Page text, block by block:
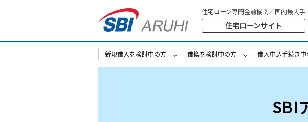
住宅ローン専門金融機関／国内最大手
住宅ローンサイト
新規借入を検討中の方 借換を検討中の方 借入申込手続き
SBI